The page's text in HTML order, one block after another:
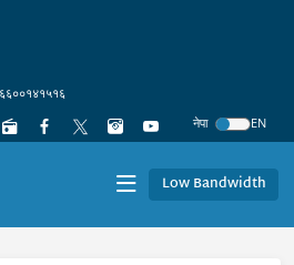
नेपा
EN
Low Bandwidth